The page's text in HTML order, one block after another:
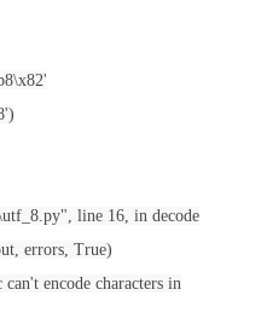
line 16, in decode
errors, True)
encode characters in